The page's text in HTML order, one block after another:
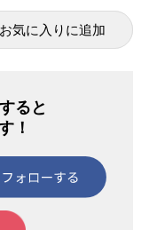
お気に入りに追加
ると
！